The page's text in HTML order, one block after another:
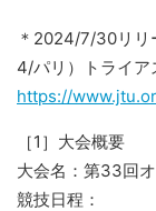
＊2024/7/30リリ
4/パリ）トライア
https://
［1］大会概要
大会名：第33回
競技日程：